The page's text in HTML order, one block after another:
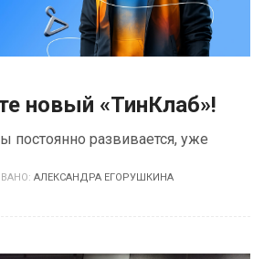
новый «ТинКлаб»!
постоянно развивается, уже
АЛЕКСАНДРА ЕГОРУШКИНА